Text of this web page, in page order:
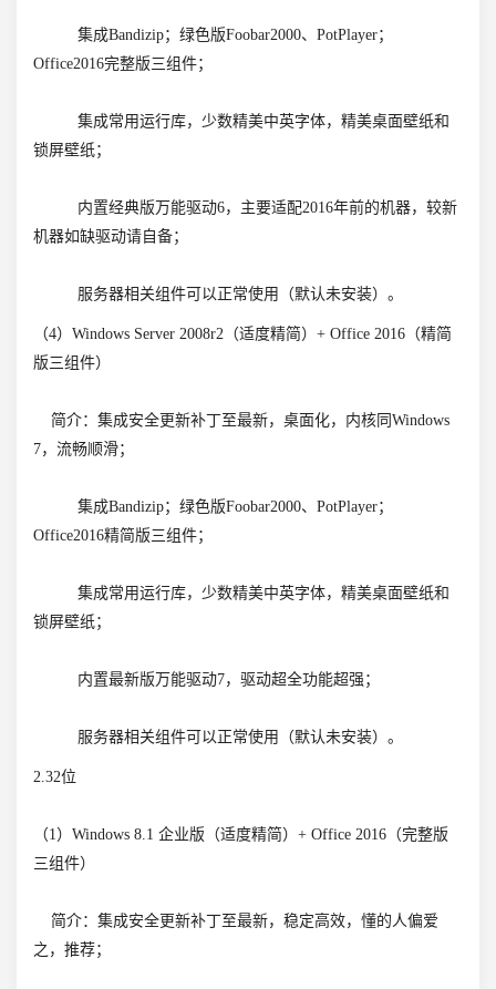
集成Bandizip；绿色版Foobar2000、PotPlayer；
Office2016完整版三组件；
集成常用运行库，少数精美中英字体，精美桌面壁纸和
锁屏壁纸；
内置经典版万能驱动6，主要适配2016年前的机器，较新
机器如缺驱动请自备；
服务器相关组件可以正常使用（默认未安装）。
（4）Windows Server 2008r2（适度精简）+ Office 2016（精简
版三组件）
简介：集成安全更新补丁至最新，桌面化，内核同Windows
7，流畅顺滑；
集成Bandizip；绿色版Foobar2000、PotPlayer；
Office2016精简版三组件；
集成常用运行库，少数精美中英字体，精美桌面壁纸和
锁屏壁纸；
内置最新版万能驱动7，驱动超全功能超强；
服务器相关组件可以正常使用（默认未安装）。
2.32位
（1）Windows 8.1 企业版（适度精简）+ Office 2016（完整版
三组件）
简介：集成安全更新补丁至最新，稳定高效，懂的人偏爱
之，推荐；